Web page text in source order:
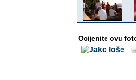
Ocijenite ovu